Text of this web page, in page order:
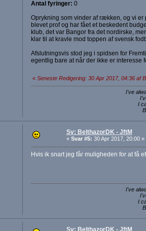
Antal fyringer: 0
Oprykning som vinder af rækken, og vi
blevet prof og har fået et beskedent
klub, det var Bangor fra det nordirske,
klar til at kravle mod toppen af svensk
Afslutningsvis stod jeg i spidsen for
egentlig bare at når der ikke er interesse
« Seneste Redigering: 30 Apr 2017, 04:36 af
I've
I
Sv: BelthazorDK - JftM
« Svar #5: 30 Apr 2017, 20:00 »
Hvis ik snart jeg får muligheden for at få
I've
I